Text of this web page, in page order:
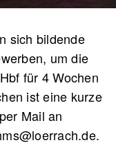
sich bildende
um die
für 4 Wochen
ist eine kurze
Mail an